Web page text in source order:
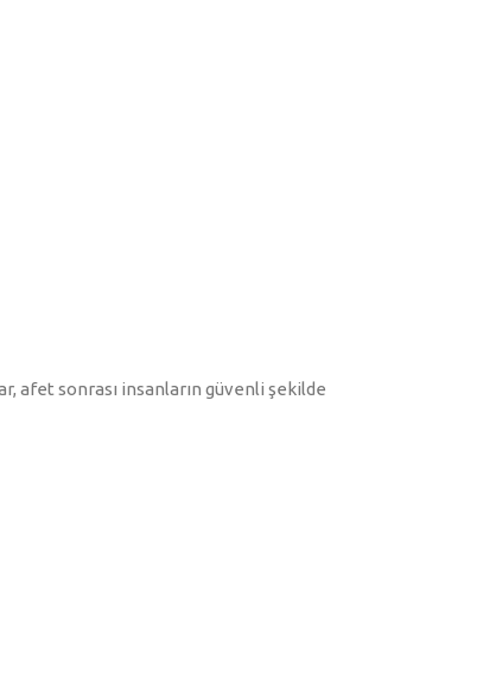
afet sonrası insanların güvenli şekilde